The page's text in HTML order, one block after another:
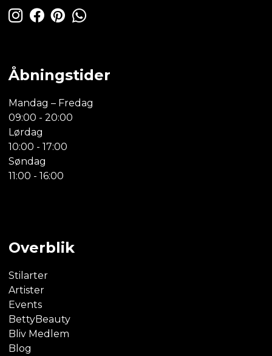
Åbningstider
Mandag – Fredag
09:00 - 20:00
Lørdag
10:00 - 17:00
Søndag
11:00 - 16:00
Overblik
Stilarter
Artister
Events
BettyBeauty
Bliv Medlem
Blog